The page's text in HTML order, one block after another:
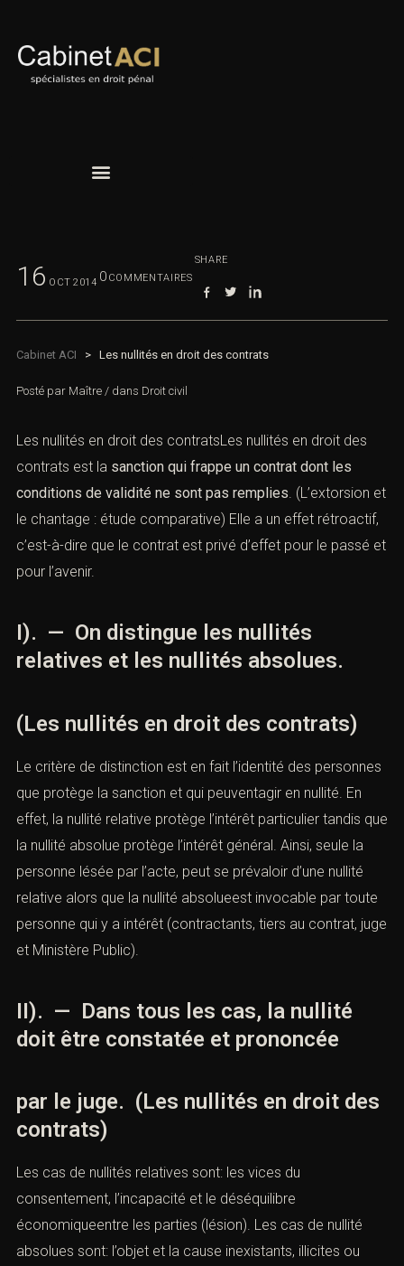
16 OCT 2014 0 COMMENTAIRES
SHARE
Cabinet ACI > Les nullités en droit des contrats
Posté par Maître / dans Droit civil
Les nullités en droit des contratsLes nullités en droit des
contrats est la sanction qui frappe un contrat dont les
conditions de validité ne sont pas remplies. (L’extorsion et
le chantage : étude comparative) Elle a un effet rétroactif,
c’est-à-dire que le contrat est privé d’effet pour le passé et
pour l’avenir.
I). — On distingue les nullités
relatives et les nullités absolues.
(Les nullités en droit des contrats)
Le critère de distinction est en fait l’identité des personnes
que protège la sanction et qui peuventagir en nullité. En
effet, la nullité relative protège l’intérêt particulier tandis que
la nullité absolue protège l’intérêt général. Ainsi, seule la
personne lésée par l’acte, peut se prévaloir d’une nullité
relative alors que la nullité absolueest invocable par toute
personne qui y a intérêt (contractants, tiers au contrat, juge
et Ministère Public).
II). — Dans tous les cas, la nullité
doit être constatée et prononcée
par le juge. (Les nullités en droit des
contrats)
Les cas de nullités relatives sont: les vices du
consentement, l’incapacité et le déséquilibre
économiqueentre les parties (lésion). Les cas de nullité
absolues sont: l’objet et la cause inexistants, illicites ou